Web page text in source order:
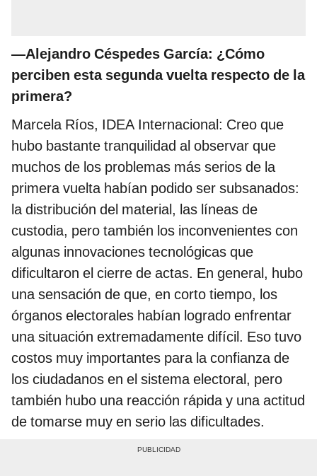
—Alejandro Céspedes García: ¿Cómo
perciben esta segunda vuelta respecto de la
primera?
Marcela Ríos, IDEA Internacional: Creo que
hubo bastante tranquilidad al observar que
muchos de los problemas más serios de la
primera vuelta habían podido ser subsanados:
la distribución del material, las líneas de
custodia, pero también los inconvenientes con
algunas innovaciones tecnológicas que
dificultaron el cierre de actas. En general, hubo
una sensación de que, en corto tiempo, los
órganos electorales habían logrado enfrentar
una situación extremadamente difícil. Eso tuvo
costos muy importantes para la confianza de
los ciudadanos en el sistema electoral, pero
también hubo una reacción rápida y una actitud
de tomarse muy en serio las dificultades.